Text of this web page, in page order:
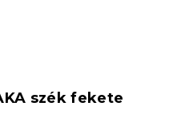
szék fekete